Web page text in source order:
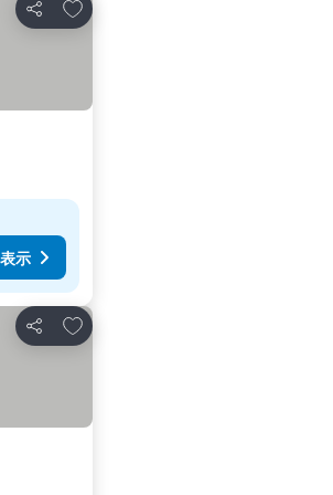
シェア
お気に入りに追加
示
シェア
お気に入りに追加